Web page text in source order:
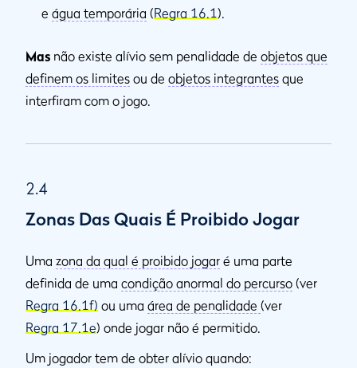
e água temporária (Regra 16.1).
Mas não existe alívio sem penalidade de objetos que
definem os limites ou de objetos integrantes que
interfiram com o jogo.
2.4
Zonas Das Quais É Proibido Jogar
Uma zona da qual é proibido jogar é uma parte
definida de uma condição anormal do percurso (ver
Regra 16.1f) ou uma área de penalidade (ver
Regra 17.1e) onde jogar não é permitido.
Um jogador tem de obter alívio quando: